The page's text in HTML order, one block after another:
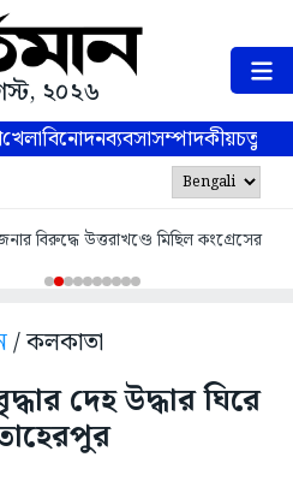
২০২৬
খেলাবিনোদনব্যবসাসম্পাদকীয়
বিরুদ্ধে উত্তরাখণ্ডে মিছিল কংগ্রেসের
/ কলকাতা
দেহ উদ্ধার ঘিরে